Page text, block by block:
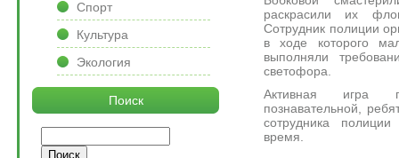
раскрасили их
Сотрудник полиции
в ходе которого
выполняли
светофора.
Активная игра
познавательной,
сотрудника
время.
Спорт
Культура
Экология
Поиск